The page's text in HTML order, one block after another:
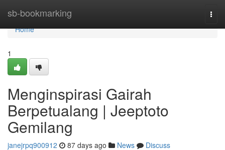
sb-bookmarking
Home
Home
1
Menginspirasi Gairah
Berpetualang | Jeeptoto
Gemilang
janejrpq900912 87 days ago News
Discuss